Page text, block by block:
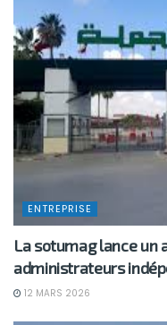
ENTREPRISE
La sotumag lance un
administrateurs
12 MARS 2026